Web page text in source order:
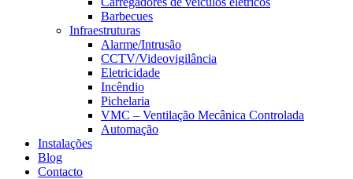
Barbecues
Infraestruturas
Alarme/Intrusão
CCTV/Videovigilância
Eletricidade
Incêndio
Pichelaria
VMC – Ventilação Mecânica Controlada
Automação
Instalações
Blog
Contacto